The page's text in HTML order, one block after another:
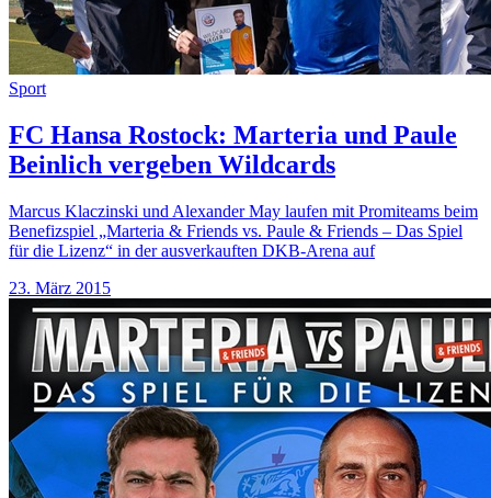
Sport
FC Hansa Rostock: Marteria und Paule
Beinlich vergeben Wildcards
Marcus Klaczinski und Alexander May laufen mit Promiteams beim
Benefizspiel „Marteria & Friends vs. Paule & Friends – Das Spiel
für die Lizenz“ in der ausverkauften DKB-Arena auf
23. März 2015